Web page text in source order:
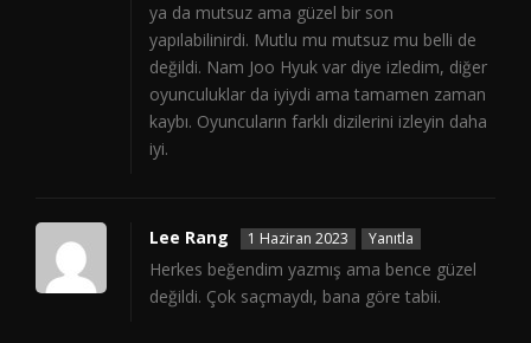
ya da mutsuz ama güzel bir son
yapılabilinirdi. Mutlu mu mutsuz mu belli de
değildi. Nam Joo Hyuk var diye izledim, diğer
oyunculuklar da iyiydi ama tamamen zaman
kaybı. Oyuncuların farklı dizilerini izleyin daha
iyi.
Lee Rang 1 Haziran 2023 Yanıtla
Herkes beğendim yazmış ama bence güzel
değildi. Çok saçmaydı, bana göre tabii.